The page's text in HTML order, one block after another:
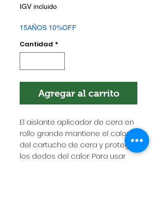
IGV incluido
15AÑOS 10%OFF
Cantidad *
Agregar al carrito
El aislante aplicador de cera en
rollo grande mantiene el calor
del cartucho de cera y protege
los dedos del calor. Para usar